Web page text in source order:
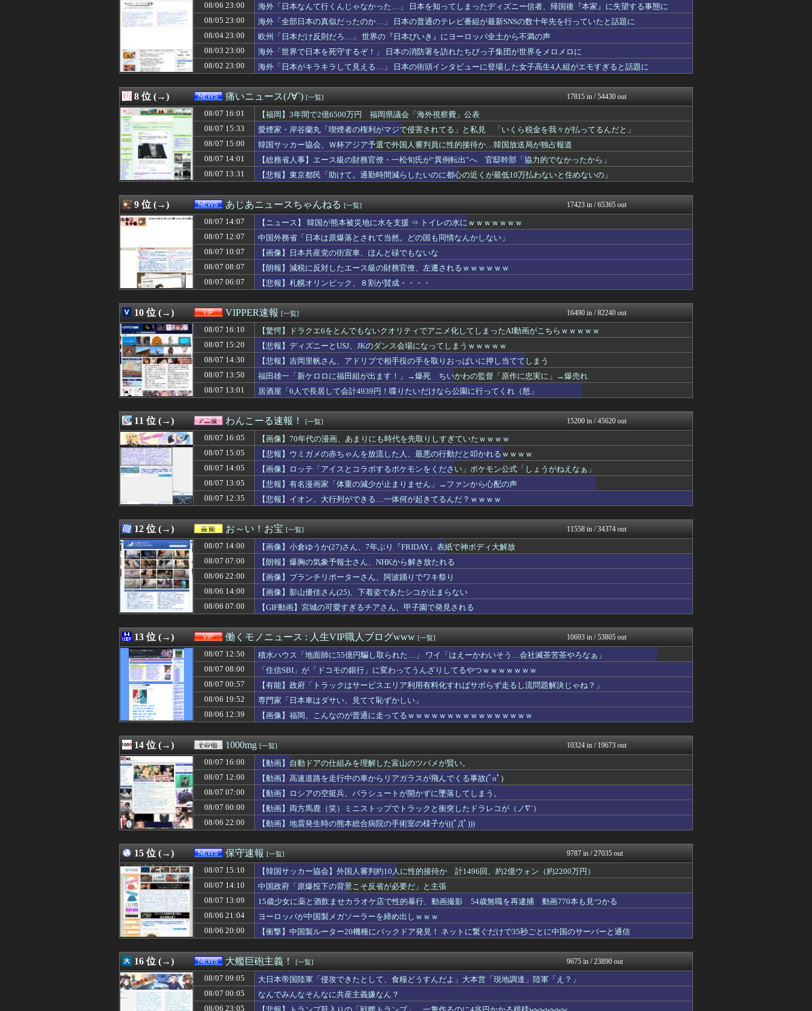
08/07 15:32
洋服の青山も空調ウェアを発売ｗｗｗｗｗｗ
ガジェット2ch
08/07 15:31
【朗報】AKB48 新曲『好きish』 MV 800万 再生キタ━━(((ﾟ∀...
ROMれ！ペンギン(AKB...
08/07 15:31
赤ちゃん「オンギャァ！オンギャァ！」 日本「はいお前は借金3千万スタートね」
なんJ PRIDE
韓国人「実は昔の日本では当たり前だった常識がこちら・・・」
08/07 15:30
【これは重い】江口寿史さん「自分の絵ごと、このジャンルはそろそろ終わりかな」
アルファルファモザイク＠ネ...
08/07 15:30
【動画】高須幹弥先生にキレるショートスリーパー・堀大輔氏が怖いと話題にｗｗｗｗ...
ラビット速報
08/07 15:30
阪神タイガース 1位 54勝42敗1分 （巨人と1G差）←これ
阪神タイガースちゃんねる
08/07 15:30
【愕然】嫁が冷たくなった理由がコレｗｗケーキ一人で食べてみじめって言われてた・...
気団まとめ-噫無情-｜嫁・...
08/07 15:29
交流戦終わったころの順位と現在の順位wwwwwwwwwwwwwwwwwwww
08/07 15:29
【悲報】みい山の作者さん、なぜか消しまくる
08/07 15:29
8万が12万円「とても払えず」 相次ぐ家賃値上げ、どうすれば
日本第一！ニュース録
08/07 15:26
二軍試合実況 8月7日16:00～ ロッテ－巨人
まとめロッテ！
08/07 15:25
【愕然】パチ屋で負けてる女に「1万でどやw」と言い続けたらwwww
バズッター速報
08/07 15:22
150キロ以上の直球に強い打者ランキング
やみ速@なんJ西武まとめ
08/07 15:20
【悲報】ディズニーとUSJ、JKのダンス会場になってしまうｗｗｗｗｗ
VIPPER速報
08/07 15:20
【Money1】 韓国「信用赦免を何回やっても、何回やっても」⇒ 257万人赦...
キムチ速報
08/07 15:19
【画像】ティファ・ロックハートさん、エロすぎるｗｗｗ
じわ速 芸能ニュースまとめ
08/07 15:19
【速報】全国の女子高生、お前らに苦言ｗｗｗｗｗｗｗｗｗｗ
まとめたニュース
08/07 15:19
北海道江別大学生殺人事件、主犯格の川口被告(19)に無期懲役の判決
3連勝で最下位を脱出した中日、今日から阪神との3連戦（ビジター）
Z世代の学力低すぎ
なんJ PRIDE
08/07 15:15
わさびの塊をそのまま一口、鉄板焼きの店で頭を抱えた男「もう時間の匂いまで嗅ぎ分...
08/07 15:15
保健師「まずは社食で大盛り頼むのを辞めてみます？」ワイ「食っちゃいけないものを...
08/07 15:15
ルールを守る気ないなら交渉にもならないよ 〜 【日本水産物輸入禁止に釈明が必要...
反日愚国 恨寓瘻
08/07 15:15
デリヘルでオキニに毎回チップ10000渡してる→こうなるwww
まとめCUP
08/07 15:13
【朗報】🍱 AKB小栗有以ﾁｬﾝと伊藤百花ﾁｬﾝの 手作りお弁当が食べれるイベ...
AKB48タイムズ（AKB...
08/07 15:13
カープファン最下位転落で2軍由宇球場の移転先を考え始める。
広島東洋カープまとめブログ...
08/07 15:12
【朗報】明日8月8日は銀だこの日！先着88名に8個入りを88円で提供
ゴールデンタイムズ
08/07 15:12
【衝撃】みんなで大家さん、ガチで『深刻な状態』になってしまう・・・・
08/07 15:12
旦那は性行為しても子供ができる可能性は5%ほどの体。その旦那が外で子供を作った...
浮気ちゃんねる
08/07 15:12
国「みんな、マイナ保険証に慣れてきたー？」
08/07 15:11
【悲報】隣家の室外機、限界突破ｗｗｗｗｗ（画像あり）
mashlife通信
08/07 15:10
【悲報】デブでもモテると知った日ｗ 嫁のiPhoneが証拠だらけだったんだがｗ...
気団まとめ-噫無情-｜嫁・...
08/07 15:10
【速報】北海道江別大学生殺人事件、主犯格の川口被告(19)に無期懲役の判決・・...
スコールちゃんねる｜２ちゃ...
08/07 15:10
【困惑】同居じゃなくなった途端に甘える娘wwww大学生の息子には直接仕送りして...
気団まとめ-噫無情-｜嫁・...
08/07 15:10
【速報】エッセイスト「原爆を二度と使わせてはならない」→リプ「もちろん中国の核...
おーるじゃんる
08/07 15:09
【画像】ドイツの『ナチス時代の国会』がガチでカッコ良すぎるwwwwwww
08/07 15:09
都会育ちで物腰の柔らかかった男が九州男児っぽくなっていく姿には衝撃
08/07 15:09
【寂しい】本物の孤独を知る剣持刀也の「絶対服従」という名のエンターテインメント
トレンドの通り道
08/07 15:09
【動画】まるでアニメみたいな乳袋の女子高生ｗｗｗwｗｗｗｗｗｗｗｗ❤
なんJミュージアム
エンカーナシオン(De) 25試合 .304(102-31) 6本 26打点 ...
【画像】本田望結ちゃん、お胸スゴすぎｗｗｗｗｗｗｗｗｗ
08/07 15:09
【悲報】村上宗隆さん、本日6タコ3三振で8月OPS.372
MLB NEWS@まとめ
08/07 15:09
【佐賀】「神社に外国人が住み着いている」と通報 不法残留でネパール国籍の男逮捕
コノユビニュース｜みんなの...
08/07 15:08
アメリカには「膨大な量の兵器がある」トランプ大統領が主張…在庫枯渇の報道受け！
軍事・ミリタリー速報☆彡
08/07 15:08
【速報】乃木坂5期生、すぐベロを「こう」やってシてしまうwwwwww
08/07 15:06
旅行先で拾った見知らぬ財布を交番に届けた。その中の免許証を見た警察官から「これ...
08/07 15:05
【悲報】ディズニーのおいなり巻（600円）、卑猥すぎて賛否両論ｗｗｗｗｗｗ(画...
不思議.net - 5ch...
08/07 15:05
【画像】小倉優香さん、水着グラビアにしれっと復帰してしまうｗｗｗｗｗｗｗ
女子アナお宝画像速報－5c...
08/07 15:05
STG『カラドリウス2』PS5/Switch/Steamで2026年冬発売決定...
08/07 15:05
【悲報】ウミガメの赤ちゃんを放流した人、最悪の行動だと叩かれるｗｗｗｗ
08/07 15:05
釣りに行く息子がご飯全部おにぎりにしてくれた。わずかにビオレ薬用ハンドソープの...
子育てちゃんねる
08/07 15:04
【閲覧注意動画】平和式典 広島ゲートパークにて中核派がバリキッショい“ムカデ行...
正義の見方
08/07 15:04
両津の2代目声優が木村昴(葛飾区に住んでたこともある)になると思う人
おたくみくす 声優まとめ
08/07 15:04
親の遺産でニート最高れす(^q^)
ふぇー速
08/07 15:03
義姉の子に義両親を通じて小学校の入学祝いを渡した。届いたのは年賀状の「気にかけ...
08/07 15:03
【速報】デジモンが過去最高益。2000年のアニメ放送当時を上回る
Zチャンネル＠VIP
08/07 15:03
同人「10円」セール「第3弾」
ニュー速VIPブログ(`･...
08/07 15:03
【画像】稲村亜美さん
08/07 15:03
【遊戯王】「フュージョンカップ」のミッションは融合しないといけないんですか？
08/07 15:03
「オーバーロード」という絵師の力で硬派ファンタジーと誤解させ人気出たなろう作品...
watch＠２ちゃんねる
08/07 15:02
【ウマ娘】同じ女性トレーナーでも運命の対比が美しい…【スタブロ第63話】
うまぴょいチャンネル -ウ...
08/07 15:01
【朗報】八田與一容疑者、詰む 情報提供が累計1万3600件超え 目撃情報は「関...
フィルダースチョイス
08/07 15:01
9/29発売予定 かつてない脅威に立ち向かうアクションRPGアドベンチャー『M...
PlaySphere | ...
08/07 15:01
【悲報】サッポロ一番しょうゆ味、圧倒的に人気なしｗｗｗｗｗｗｗｗｗｗ
08/07 15:01
【ウマ娘】便利に慣れ過ぎると後が怖い…TP半額キャンペーンが待ち遠しいわね
08/07 15:00
おまいらこの暑さでゲーム機調子どうよ？
Y速報
08/07 15:00
【艦これ】イベントで弱っている提督にご奉仕鹿島描いたでち
艦これ速報 艦隊これくしょ...
08/07 15:00
女性なのに一番手Vじゃなくてお隣に入る人って謎じゃない？
08/07 15:00
愛知県 vs 岐阜県
08/07 15:00
韓国サッカー協会、Ｗ杯アジア予選で外国人審判員に性的接待か…韓国放送局が独占報...
痛いニュース(ﾉ∀`)
08/07 15:00
【日向坂46】藤嶌果歩1st写真集、集英社が動く 日向坂46まとめもり～
08/06 23:00
海外「日本なんて行くんじゃなかった…」 日本を知ってしまったディズニー信者、帰国後『本家』に失望する事態に
08/05 23:00
海外「全部日本の真似だったのか…」 日本の普通のテレビ番組が最新SNSの数十年先を行っていたと話題に
08/04 23:00
欧州「日本だけ反則だろ…」 世界の『日本びいき』にヨーロッパ全土から不満の声
08/03 23:00
海外「世界で日本を死守するぞ！」 日本の消防署を訪れたちびっ子集団が世界をメロメロに
08/02 23:00
海外「日本がキラキラして見える…」 日本の街頭インタビューに登場した女子高生4人組がエモすぎると話題に
8 位 (→) 痛いニュース(ﾉ∀`) [一覧] 17815 in / 54430 out
08/07 16:01
【福岡】3年間で2億6500万円 福岡県議会「海外視察費」公表
08/07 15:33
愛煙家・岸谷蘭丸「喫煙者の権利がマジで侵害されてる」と私見 「いくら税金を我々が払ってるんだと」
08/07 15:00
韓国サッカー協会、Ｗ杯アジア予選で外国人審判員に性的接待か…韓国放送局が独占報道
08/07 14:01
【総務省人事】エース級の財務官僚・一松旬氏が“異例転出”へ 官邸幹部「協力的でなかったから」
08/07 13:31
【悲報】東京都民「助けて。通勤時間減らしたいのに都心の近くが最低10万払わないと住めないの」
9 位 (→) あじあニュースちゃんねる [一覧] 17423 in / 65365 out
08/07 14:07
【ニュース】 韓国が熊本被災地に水を支援 ⇒ トイレの水にｗｗｗｗｗｗｗ
08/07 12:07
中国外務省「日本は原爆落とされて当然。どの国も同情なんかしない」
08/07 10:07
【画像】日本共産党の街宣車、ほんと碌でもないな
08/07 08:07
【朗報】減税に反対したエース級の財務官僚、左遷されるｗｗｗｗｗｗ
08/07 06:07
【悲報】札幌オリンピック、８割が賛成・・・・
10 位 (→) VIPPER速報 [一覧] 16490 in / 82240 out
08/07 16:10
【驚愕】ドラクエ6をとんでもないクオリティでアニメ化してしまったAI動画がこちらｗｗｗｗｗ
08/07 15:20
【悲報】ディズニーとUSJ、JKのダンス会場になってしまうｗｗｗｗｗ
08/07 14:30
【悲報】吉岡里帆さん、アドリブで相手役の手を取りおっぱいに押し当ててしまう
08/07 13:50
福田雄一「新ケロロに福田組が出ます！」→爆死 ちいかわの監督「原作に忠実に」→爆売れ
08/07 13:01
居酒屋「6人で長居して会計4939円！喋りたいだけなら公園に行ってくれ（怒」
11 位 (→) わんこーる速報！ [一覧] 15200 in / 45620 out
08/07 16:05
【画像】70年代の漫画、あまりにも時代を先取りしすぎていたｗｗｗｗ
08/07 15:05
【悲報】ウミガメの赤ちゃんを放流した人、最悪の行動だと叩かれるｗｗｗｗ
08/07 14:05
【画像】ロッテ「アイスとコラボするポケモンをください」ポケモン公式「しょうがねえなぁ」
08/07 13:05
【悲報】有名漫画家「体重の減少が止まりません」→ファンから心配の声
08/07 12:35
【悲報】イオン、大行列ができる…一体何が起きてるんだ？ｗｗｗｗ
12 位 (→) お～い！お宝 [一覧] 11558 in / 34374 out
08/07 14:00
【画像】小倉ゆうか(27)さん、7年ぶり『FRIDAY』表紙で神ボディ大解放
08/07 07:00
【朗報】爆胸の気象予報士さん、NHKから解き放たれる
08/06 22:00
【画像】ブランチリポーターさん、阿波踊りでワキ祭り
08/06 14:00
【画像】影山優佳さん(25)、下着姿であたシコが止まらない
08/06 07:00
【GIF動画】宮城の可愛すぎるチアさん、甲子園で発見される
13 位 (→) 働くモノニュース : 人生VIP職人ブログwww [一覧] 10693 in / 53805 out
08/07 12:50
積水ハウス「地面師に55億円騙し取られた…」 ワイ「はえーかわいそう…会社滅茶苦茶やろなぁ」
08/07 08:00
「住信SBI」が「ドコモの銀行」に変わってうんざりしてるやつｗｗｗｗｗｗｗ
08/07 00:57
【有能】政府「トラックはサービスエリア利用有料化すればサボらず走るし流問題解決じゃね？」
08/06 19:52
専門家「日本車はダサい、見てて恥ずかしい」
08/06 12:39
【画像】福岡、こんなのが普通に走ってるｗｗｗｗｗｗｗｗｗｗｗｗｗｗｗｗ
14 位 (→) 1000mg [一覧] 10324 in / 19673 out
08/07 16:00
【動画】自動ドアの仕組みを理解した富山のツバメが賢い。
08/07 12:00
【動画】高速道路を走行中の車からリアガラスが飛んでくる事故(ﾟoﾟ)
08/07 07:00
【動画】ロシアの空挺兵、パラシュートが開かずに墜落してしまう。
08/07 00:00
【動画】両方馬鹿（笑）ミニストップでトラックと衝突したドラレコが（ノ∇`）
08/06 22:00
【動画】地震発生時の熊本総合病院の手術室の様子が(((ﾟДﾟ)))
15 位 (→) 保守速報 [一覧] 9787 in / 27035 out
08/07 15:10
【韓国サッカー協会】外国人審判約10人に性的接待か 計1496回、約2億ウォン（約2200万円）
08/07 14:10
中国政府「原爆投下の背景こそ反省が必要だ」と主張
08/07 13:09
15歳少女に薬と酒飲ませカラオケ店で性的暴行、動画撮影 54歳無職を再逮捕 動画770本も見つかる
08/06 21:04
ヨーロッパが中国製メガソーラーを締め出しｗｗｗ
08/06 20:00
【衝撃】中国製ルーター20機種にバックドア発見！ ネットに繋ぐだけで35秒ごとに中国のサーバーと通信
16 位 (→) 大艦巨砲主義！ [一覧] 9675 in / 23890 out
08/07 09:05
大日本帝国陸軍「侵攻できたとして、食糧どうすんだよ」大本営「現地調達」陸軍「え？」
08/07 00:05
なんでみんなそんなに共産主義嫌なん？
08/06 23:05